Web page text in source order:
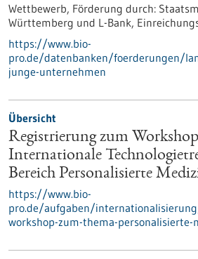
Wettbewerb, Förderung durch:
Württemberg und L-Bank,
https://www.bio-
pro.de/datenbanken/foerderungen/
junge-unternehmen
Übersicht
Registrierung zum
Internationale
Bereich Personalisierte
https://www.bio-
pro.de/aufgaben/
workshop-zum-thema-personalisierte-